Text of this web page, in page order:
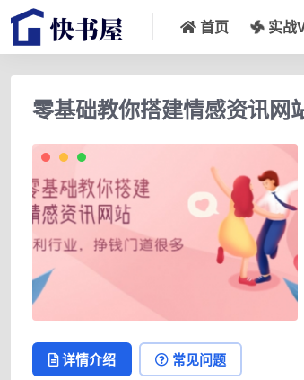
首页 实战
零基础教你搭建情感资讯网
详情介绍 常见问题